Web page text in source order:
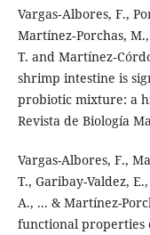
Vargas‑Albores, F.,
Martínez‑Porchas,
T. and
shrimp intestine is
probiotic mixture: a
Revista de Biología
Vargas-Albores, F.,
T., Garibay-Valdez,
A., ... & Martínez-
functional properties